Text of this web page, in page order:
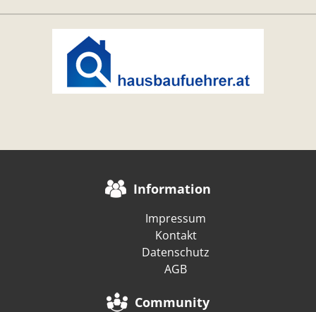
Information
Impressum
Kontakt
Datenschutz
AGB
Community